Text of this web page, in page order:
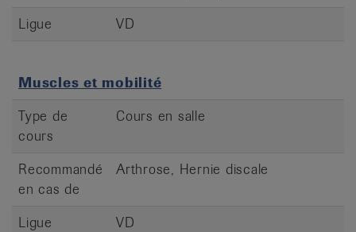
Ligue
VD
Muscles et mobilité
Type de
cours
Cours en salle
Recommandé
en cas de
Arthrose, Hernie discale
Ligue VD